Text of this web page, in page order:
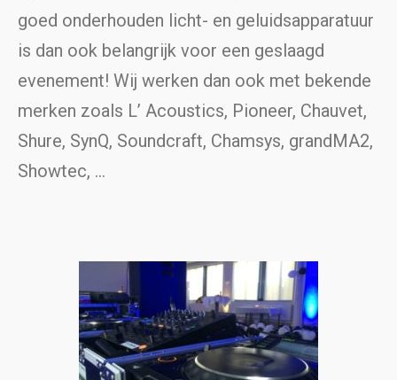
goed onderhouden licht- en geluidsapparatuur
is dan ook belangrijk voor een geslaagd
evenement! Wij werken dan ook met bekende
merken zoals L’ Acoustics, Pioneer, Chauvet,
Shure, SynQ, Soundcraft, Chamsys, grandMA2,
Showtec, …